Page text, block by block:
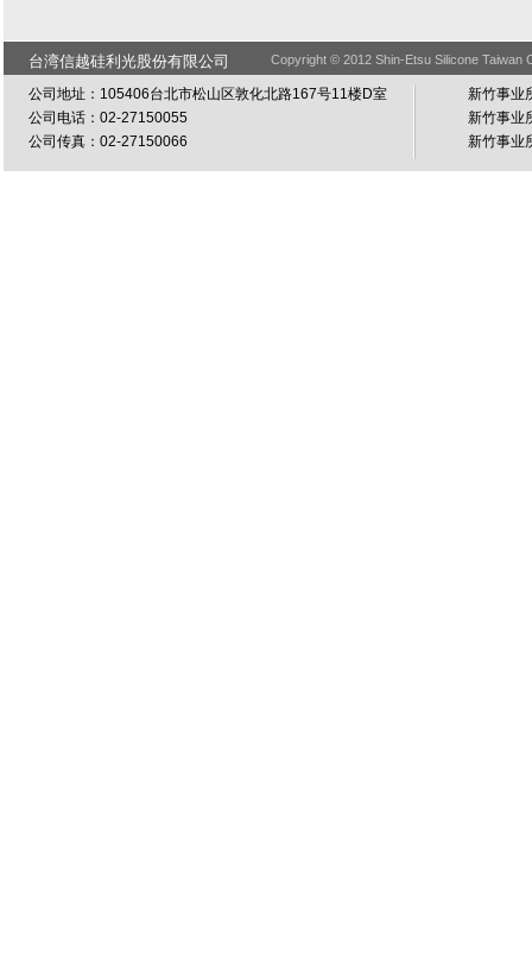
台湾信越硅利光股份有限公司 Copyright © 2012 Shin-Etsu Silicone Taiwan
公司地址：105406台北市松山区敦化北路167号11楼D室
新竹事业
公司电话：02-27150055
新竹事业
公司传真：02-27150066
新竹事业